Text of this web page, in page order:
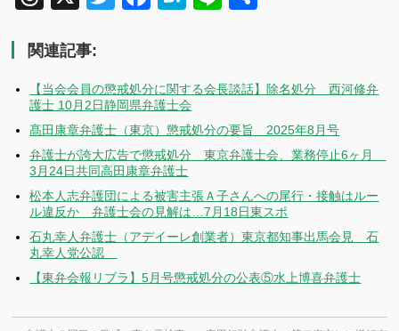
関連記事:
【当会会員の懲戒処分に関する会長談話】除名処分 西河修弁
護士 10月2日静岡県弁護士会
髙田康章弁護士（東京）懲戒処分の要旨 2025年8月号
弁護士が誇大広告で懲戒処分 東京弁護士会、業務停止6ヶ月
3月24日共同高田康章弁護士
松本人志弁護団による被害主張Ａ子さんへの尾行・接触はルー
ル違反か 弁護士会の見解は…7月18日東スポ
石丸幸人弁護士（アデイーレ創業者）東京都知事出馬会見 石
丸幸人党公認
【東弁会報リブラ】5月号懲戒処分の公表⑤水上博喜弁護士